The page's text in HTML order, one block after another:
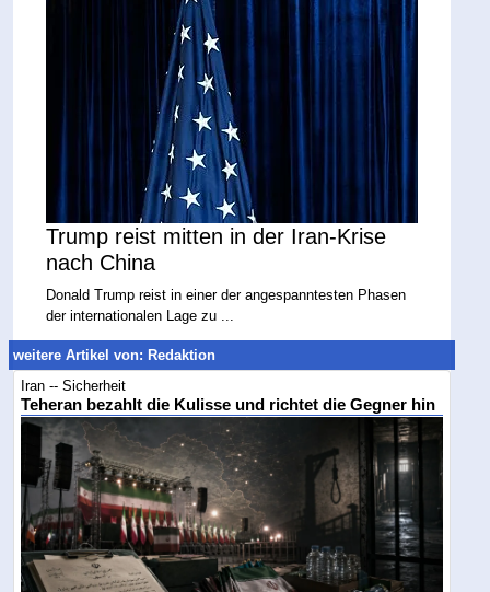
Trump reist mitten in der Iran-Krise
nach China
Donald Trump reist in einer der angespanntesten Phasen
der internationalen Lage zu ...
weitere Artikel von: Redaktion
Iran -- Sicherheit
Teheran bezahlt die Kulisse und richtet die Gegner hin